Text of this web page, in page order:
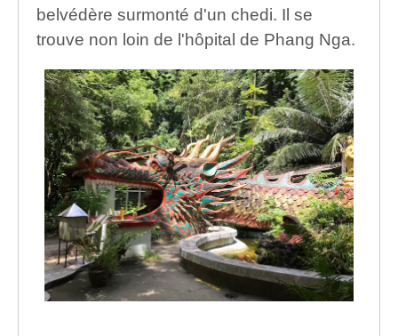
belvédère surmonté d'un chedi. Il se
trouve non loin de l'hôpital de Phang Nga.